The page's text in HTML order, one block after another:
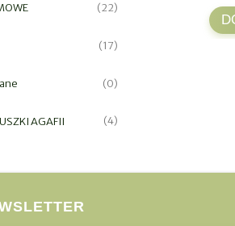
(22)
(17)
(0)
AGAFII (4)